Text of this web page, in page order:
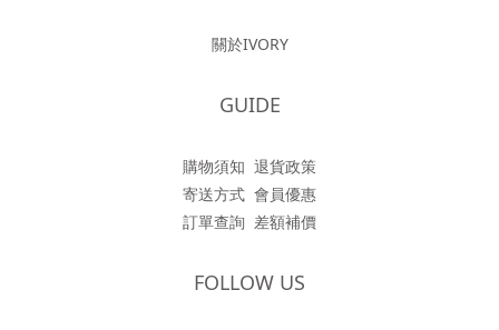
關於IVORY
GUIDE
購物須知 退貨政策
寄送方式 會員優惠
訂單查詢 差額補價
FOLLOW US